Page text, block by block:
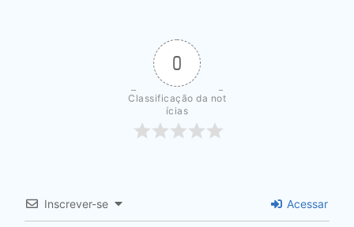
0
Classificação da not
ícias
Inscrever-se Acessar